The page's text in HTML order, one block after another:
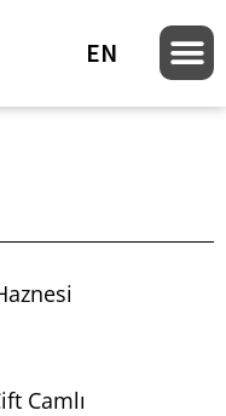
EN
Camlı